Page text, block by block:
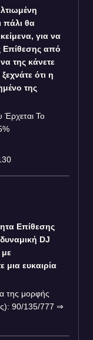
πάλι θα
για να
Επίθεσης από
της κάνετε
ότι η
της
Έρχεται Το
Επίθεσης
DJ
με
μια ευκαιρία
της μορφής
90/135/777 ⇒